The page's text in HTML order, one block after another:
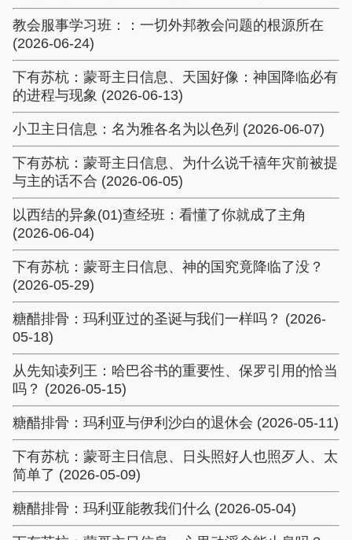
教会服事学习班：：一切外邦教会问题的根源所在
(2026-06-24)
下有苏杭：蒙哥主日信息、天国好像：神国降临必有
的进程与现象 (2026-06-13)
小卫主日信息：名为雅各名为以色列 (2026-06-07)
下有苏杭：蒙哥主日信息、为什么说千禧年灾前被提
与主的话不合 (2026-06-05)
以西结的异象(01)查经班：看懂了你就成了主角
(2026-06-04)
下有苏杭：蒙哥主日信息、神的国究竟降临了没？
(2026-05-29)
糖醋排骨：玛利亚过的圣诞与我们一样吗？ (2026-
05-18)
从先知读列王：哈巴谷书的重要性、保罗引用的恰当
吗？ (2026-05-15)
糖醋排骨：玛利亚与伊利沙白的退休会 (2026-05-11)
下有苏杭：蒙哥主日信息、日头照好人也照歹人、太
简单了 (2026-05-09)
糖醋排骨：玛利亚能教我们什么 (2026-05-04)